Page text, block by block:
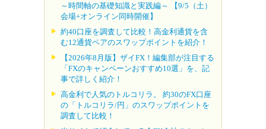
～時間軸の基礎知識と実践編～ 【9/5（土）
会場+オンライン同時開催】
約40口座を調査して比較！高金利通貨を含
む12通貨ペアのスワップポイントを紹介！
【2026年8月版】ザイFX！編集部が注目する
「FXのキャンペーンおすすめ10選」を、記
事で詳しく紹介！
高金利で人気のトルコリラ。 約30のFX口座
の「トルコリラ/円」のスワップポイントを
調査して比較！